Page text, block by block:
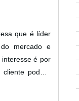
que é líder
mercado e
é por
poderá